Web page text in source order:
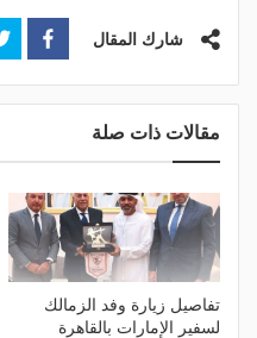
شارك المقال
مقالات ذات صلة
تفاصيل زيارة وفد الزمالك
لسفير الإمارات بالقاهرة